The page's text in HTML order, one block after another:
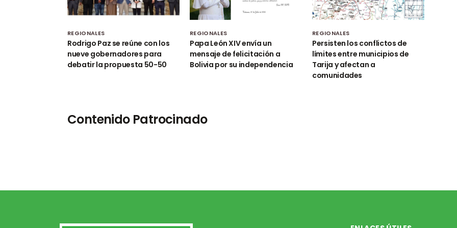
REGIONALES
Rodrigo Paz se reúne con los
nueve gobernadores para
debatir la propuesta 50-50
REGIONALES
Papa León XIV envía un
mensaje de felicitación a
Bolivia por su independencia
REGIONALES
Persisten los conflictos de
límites entre municipios de
Tarija y afectan a
comunidades
Contenido Patrocinado